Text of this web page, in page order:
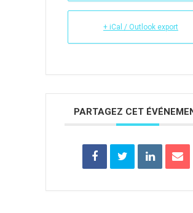
+ iCal / Outlook export
PARTAGEZ CET